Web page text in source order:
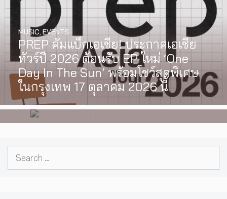
PREP คัมแบ็กเอเชีย! ประกาศเอเชีย
ทัวร์ปี 2026 ต้อนรับ EP ใหม่ ‘One
Day In The Sun’ พร้อมโชว์สุดพิเศษ
ในกรุงเทพ 17 ตุลาคม 2026 นี้
MUSIC EVENTS
[Exclusive Interview] grentperez
จากเด็กอายุ 12 ปีที่ร้องเพลงในห้อง
นอน สู่การแสดงคอนเสิร์ตต่อหน้าคน
นับหมื่น
INTERVIEW,MUSIC
Search